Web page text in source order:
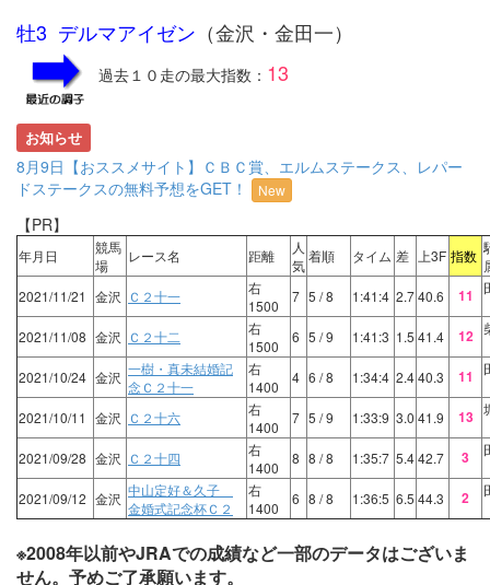
牡3 デルマアイゼン （金沢・金田一）
過去１０走の最大指数： 13
お知らせ
8月9日【おススメサイト】ＣＢＣ賞、エルムステークス、レパー
ドステークスの無料予想をGET！
New
【PR】
年月日
競馬
場
レース名 距離
人
気
着順 タイム 差 上3F 指数
2021/11/21 金沢 Ｃ２十一
右
1500
7 5 / 8 1:41:4 2.740.6 11
2021/11/08 金沢 Ｃ２十二
右
1500
6 5 / 9 1:41:3 1.5 41.4 12
2021/10/24 金沢 一樹・真未結婚記
念Ｃ２十一
右
1400
4 6 / 8 1:34:4 2.440.3 11
2021/10/11 金沢 Ｃ２十六
右
1400
7 5 / 9 1:33:9 3.0 41.9 13
2021/09/28 金沢 Ｃ２十四
右
1400
8 8 / 8 1:35:7 5.442.7 3
2021/09/12 金沢 中山定好＆久子
金婚式記念杯Ｃ２
右
1400
6 8 / 8 1:36:5 6.5 44.3 2
※2008年以前やJRAでの成績など一部のデータはございま
せん。予めご了承願います。